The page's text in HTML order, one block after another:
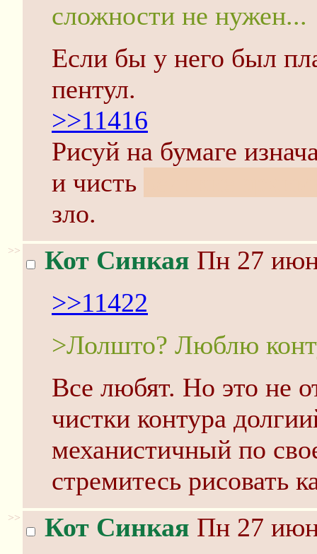
сложности не нужен...
Если бы у него был
пентул.
>>11416
Рисуй на бумаге
и чисть
зло.
>> Кот Синкая Пн 27
>>11422
>Лолшто? Люблю
Все любят. Но это не
чистки контура
механистичный по
стремитесь рисовать
>> Кот Синкая Пн 27